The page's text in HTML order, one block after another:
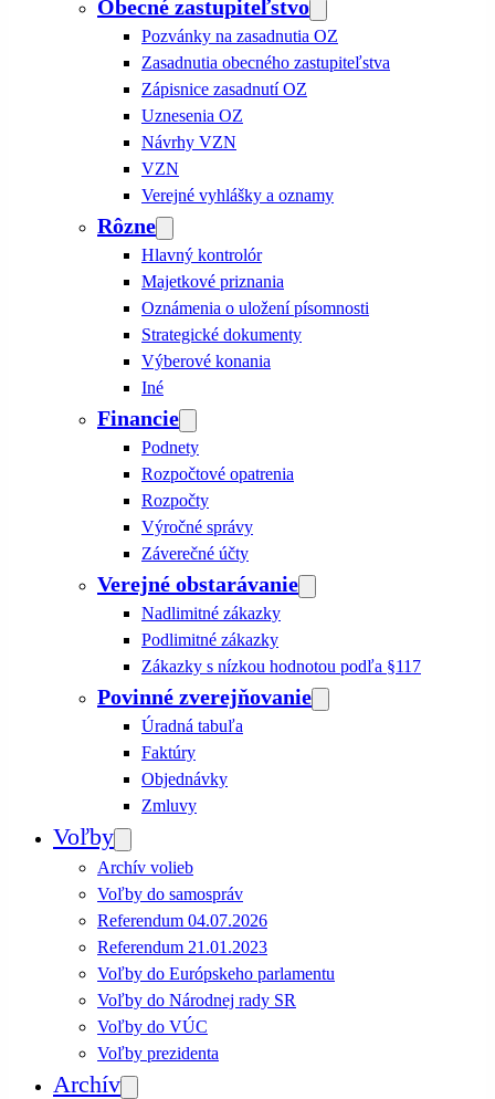
Obecné zastupiteľstvo
Pozvánky na zasadnutia OZ
Zasadnutia obecného zastupiteľstva
Zápisnice zasadnutí OZ
Uznesenia OZ
Návrhy VZN
VZN
Verejné vyhlášky a oznamy
Rôzne
Hlavný kontrolór
Majetkové priznania
Oznámenia o uložení písomnosti
Strategické dokumenty
Výberové konania
Iné
Financie
Podnety
Rozpočtové opatrenia
Rozpočty
Výročné správy
Záverečné účty
Verejné obstarávanie
Nadlimitné zákazky
Podlimitné zákazky
Zákazky s nízkou hodnotou podľa §117
Povinné zverejňovanie
Úradná tabuľa
Faktúry
Objednávky
Zmluvy
Voľby
Archív volieb
Voľby do samospráv
Referendum 04.07.2026
Referendum 21.01.2023
Voľby do Európskeho parlamentu
Voľby do Národnej rady SR
Voľby do VÚC
Voľby prezidenta
Archív